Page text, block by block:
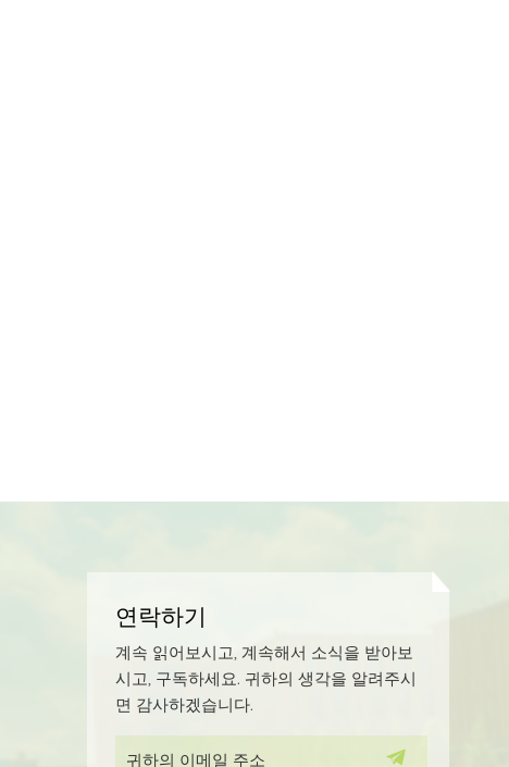
연락하기
계속 읽어보시고, 계속해서 소식을 받아보
시고, 구독하세요. 귀하의 생각을 알려주시
면 감사하겠습니다.